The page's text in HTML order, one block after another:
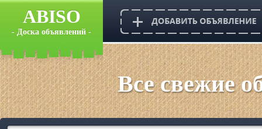
ABISO
- Доска объявлений -
Все свежие